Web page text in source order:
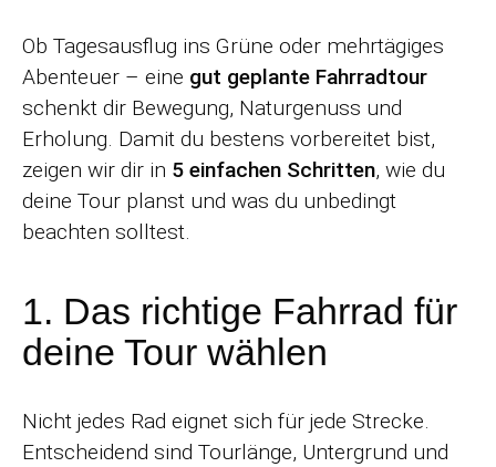
Ob Tagesausflug ins Grüne oder mehrtägiges
Abenteuer – eine gut geplante Fahrradtour
schenkt dir Bewegung, Naturgenuss und
Erholung. Damit du bestens vorbereitet bist,
zeigen wir dir in 5 einfachen Schritten, wie du
deine Tour planst und was du unbedingt
beachten solltest.
1. Das richtige Fahrrad für
deine Tour wählen
Nicht jedes Rad eignet sich für jede Strecke.
Entscheidend sind Tourlänge, Untergrund und